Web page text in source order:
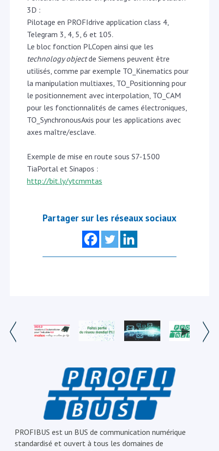
3D :
Pilotage en PROFIdrive application class 4,
Telegram 3, 4, 5, 6 et 105.
Le bloc fonction PLCopen ainsi que les
technology objectde Siemens peuvent être
utilisés, comme par exemple TO_Kinematics pour
la manipulation multiaxes, TO_Positionning pour
le positionnement avec interpolation, TO_CAM
pour les fonctionnalités de cames électroniques,
TO_SynchronousAxis pour les applications avec
axes maître/esclave.
Exemple de mise en route sous S7-1500
TiaPortal et Sinapos :
http://bit.ly/ytcmmtas
Partager sur les réseaux sociaux
PROFIBUS est un BUS de communication numérique
standardisé et ouvert à tous les domaines de